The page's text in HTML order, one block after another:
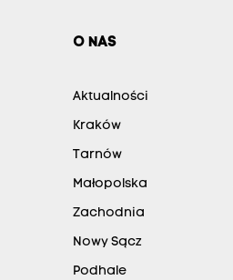
O NAS
Aktualności
Kraków
Tarnów
Małopolska
Zachodnia
Nowy Sącz
Podhale